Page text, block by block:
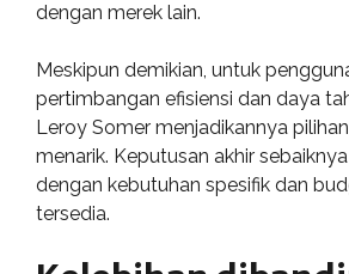
dengan merek lain.
Meskipun demikian, untuk
pertimbangan efisiensi dan daya
Leroy Somer menjadikannya
menarik. Keputusan akhir
dengan kebutuhan spesifik dan
tersedia.